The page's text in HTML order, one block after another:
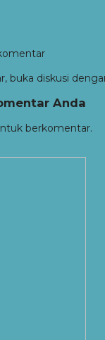
buka diskusi
Anda
berkomentar.